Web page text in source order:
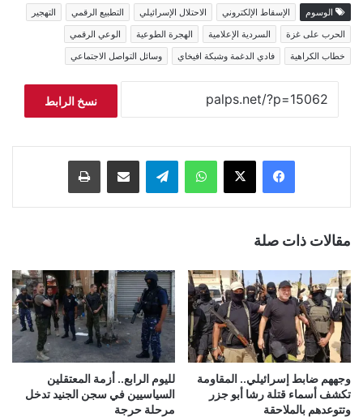
الوسوم الإسقاط الإلكتروني الاحتلال الإسرائيلي التطبيع الرقمي
التهجير
الحرب على غزة
السردية الإعلامية الهجرة الطوعية
الوعي الرقمي
خطاب الكراهية
فادي الدغمة وشبكة افيخاي وسائل التواصل الاجتماعي
نسخ الرابط
فيسبوك ‫X واتساب تيلقرام مشاركة عبر البريد طباعة
مقالات ذات صلة
وجههم ضابط إسرائيلي.. المقاومة
تكشف أسماء قتلة رشا أبو جزر
وتتوعدهم بالملاحقة
لليوم الرابع.. أزمة المعتقلين
السياسيين في سجن الجنيد تدخل
مرحلة حرجة